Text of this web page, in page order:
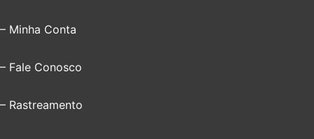
– Minha Conta
– Fale Conosco
– Rastreamento